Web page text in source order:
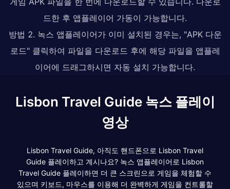
드한 후 앱플레이어 가동이 가능합니다.
방법 2. 녹스 앱플레이어가 이미 설치된 경우는, "APK 다운
로드" 클릭하여 파일을 다운로드 후에 해당 파일을 앱플레
이어에 드래그하시면 자동 설치 가능합니다.
Lisbon Travel Guide 녹스 플레이
영상
Lisbon Travel Guide, 아직도 핸드폰으로 Lisbon Travel
Guide 플레이하고 계시나요? 녹스 앱플레이어로 Lisbon
Travel Guide 플레이하면 더 큰 스크린으로 게임을 체험할 수
있으며 키보드, 마우스를 이용해 더 완벽하게 게임을 컨트롤할